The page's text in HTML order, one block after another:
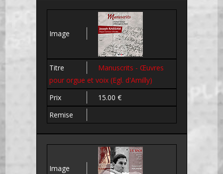
Manuscrits - Œuvres
pour orgue et voix (Egl. d'Amilly)
15.00 €